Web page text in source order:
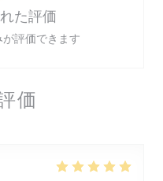
価
た評価
評価できます